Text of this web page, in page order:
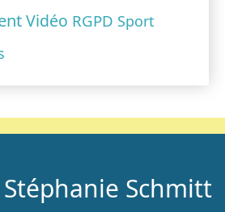
Vidéo RGPD Sport
Schmitt